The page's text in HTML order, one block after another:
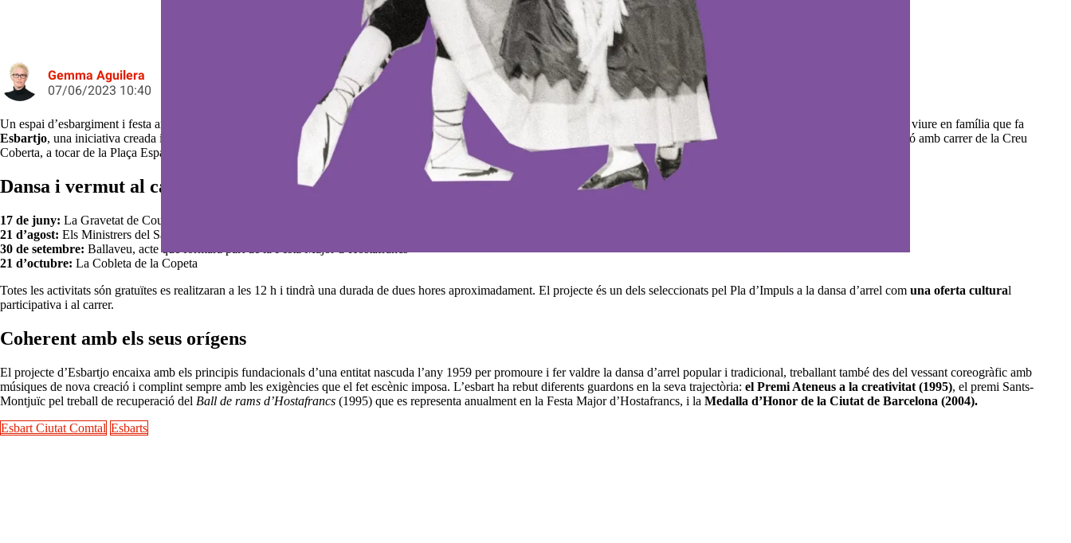
Esbartjo, el projecte de carrer impulsat per l'Esbart Ciutat Comtal
Gemma Aguilera
07/06/2023 10:40
Un espai d’esbargiment i festa amb la programació de grups de música d’arrel tradicional, i un vermut gentilesa de la Fundació Can Pedró
. Aquesta és la proposta lúdica i cultural per viure en família que fa
Esbartjo, una iniciativa creada i produïda per l’Esbart Ciutat Comtal.
Es tracta d’un espai estable de trobada per ballar dansa d’arrel, i que té al barri d’Hostafrancs -al carrer Diputació amb carrer de la Creu
Coberta, a tocar de la Plaça Espanya- quatre sessions programades fins a l’octubre, després que el 20 de maig se’n va celebrar la primera.
Dansa i vermut al carrer
17 de juny: La Gravetat de Coulomb
21 d’agost: Els Ministrers del Sabre, dins del marc de la Festa Major de Sants
30 de setembre: Ballaveu, acte que formarà part de la Festa Major d’Hostafrancs
21 d’octubre: La Cobleta de la Copeta
Totes les activitats són gratuïtes es realitzaran a les 12 h i tindrà una durada de dues hores aproximadament. El projecte és un dels seleccionats pel Pla d’Impuls a la dansa d’arrel com una oferta cultural
participativa i al carrer.
Coherent amb els seus orígens
El projecte d’Esbartjo encaixa amb els principis fundacionals d’una entitat nascuda l’any 1959 per promoure i fer valdre la dansa d’arrel popular i tradicional, treballant també des del vessant coreogràfic amb
músiques de nova creació i complint sempre amb les exigències que el fet escènic imposa. L’esbart ha rebut diferents guardons en la seva trajectòria: el Premi Ateneus a la creativitat (1995), el premi Sants-
Montjuïc pel treball de recuperació del Ball de rams d’Hostafrancs (1995) que es representa anualment en la Festa Major d’Hostafrancs, i la Medalla d’Honor de la Ciutat de Barcelona (2004).
Esbart Ciutat Comtal Esbarts